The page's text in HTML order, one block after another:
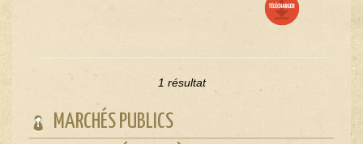
1 résultat
MARCHÉS PUBLICS